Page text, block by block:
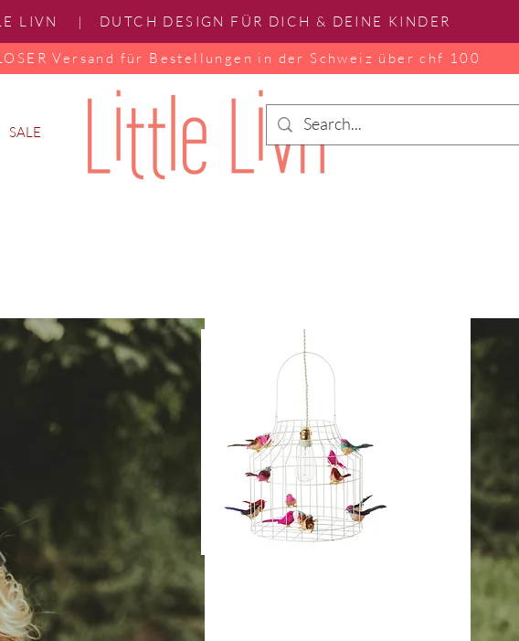
SALE
LIVN | DUTCH DESIGN FÜR DICH & DEINE KINDER
Versand für Bestellungen in der Schweiz über chf 100